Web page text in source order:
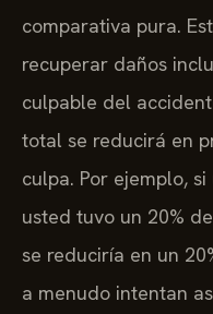
comparativa pura.
recuperar daños
culpable del
total se reducirá en
culpa. Por ejemplo,
usted tuvo un 20%
se reduciría en un
a menudo intentan